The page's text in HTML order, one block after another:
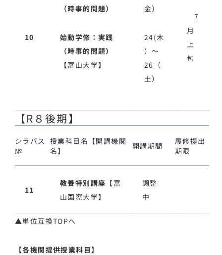
10
（時事的問題）
始動学修：実践
（時事的問題）
【富山大学】
金）
24(木
）～
26（
土）
7
月
上
旬
【R８後期】
シラバス
№
授業科目名【開講機関
名】
開講期間
履修提出
期限
11
教養特別講座 【富
山国際大学】
調整
中
▲単位互換TOPへ
【各機関提供授業科目】